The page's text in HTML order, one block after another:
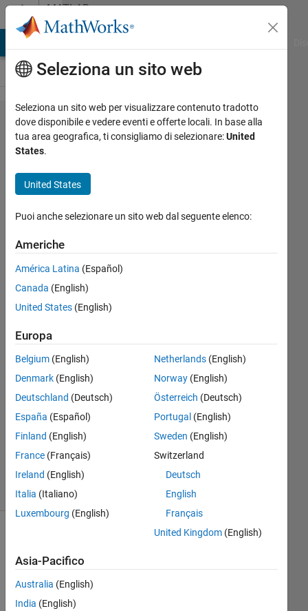
Vai al contenutoMATLAB
Answers
Function
'subsindex'
defined for
class 'tf'.
Giacomo
Alessandroni
26 Feb
2014
Risposte
accettata
Aggiornato
30 Ott
59
Visualizzazioni
(30 giorni)
Seleziona un sito web
Seleziona un sito web per visualizzare contenuto tradotto
dove disponibile e vedere eventi e offerte locali. In base alla
tua area geografica, ti consigliamo di selezionare:United
States.
United States
Puoi anche selezionare un sito web dal seguente elenco:
Americhe
América Latina (Español)
Canada (English)
United States (English)
Europa
Belgium (English)
Denmark (English)
Deutschland (Deutsch)
España (Español)
Finland (English)
France (Français)
Ireland (English)
Italia (Italiano)
Luxembourg (English)
Netherlands(English)
Norway(English)
Österreich (Deutsch)
Portugal (English)
Sweden (English)
Switzerland
Deutsch
English
Français
United Kingdom(English)
Asia-Pacifico
Australia (English)
India (English)